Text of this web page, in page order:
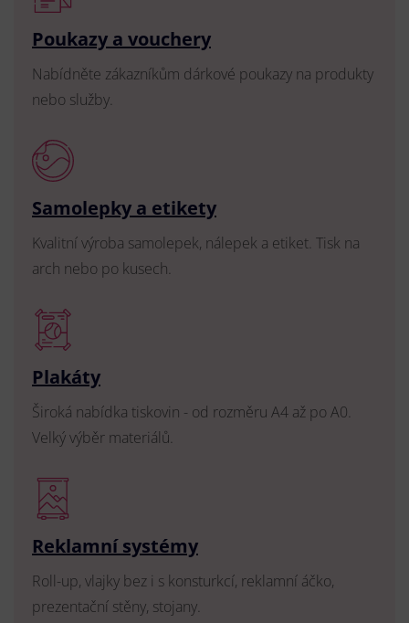
Poukazy a vouchery
Nabídněte zákazníkům dárkové poukazy na produkty
nebo služby.
Samolepky a etikety
Kvalitní výroba samolepek, nálepek a etiket. Tisk na
arch nebo po kusech.
Plakáty
Široká nabídka tiskovin - od rozměru A4 až po A0.
Velký výběr materiálů.
Reklamní systémy
Roll-up, vlajky bez i s konsturkcí, reklamní áčko,
prezentační stěny, stojany.